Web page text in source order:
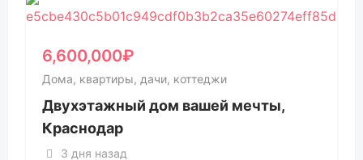
6,600,000₽
Дома, квартиры, дачи, коттеджи
Двухэтажный дом вашей мечты,
Краснодар
3 дня назад